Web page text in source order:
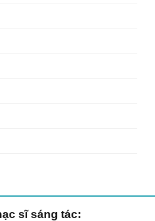
sĩ sáng tác: